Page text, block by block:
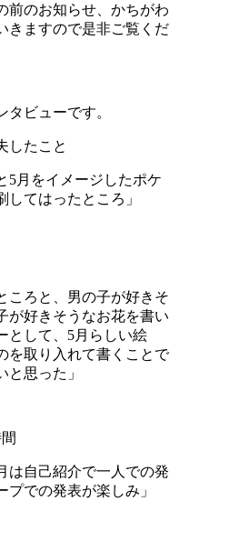
前のお知らせ、かちがわ
きますので是非ご覧くだ
ビューです。
したこと
5月をイメージしたポケ
てはったところ」
ころと、男の子が好きそ
が好きそうなお花を書い
として、5月らしい絵
を取り入れて書くことで
思った」
は自己紹介で一人での発
での発表が楽しみ」